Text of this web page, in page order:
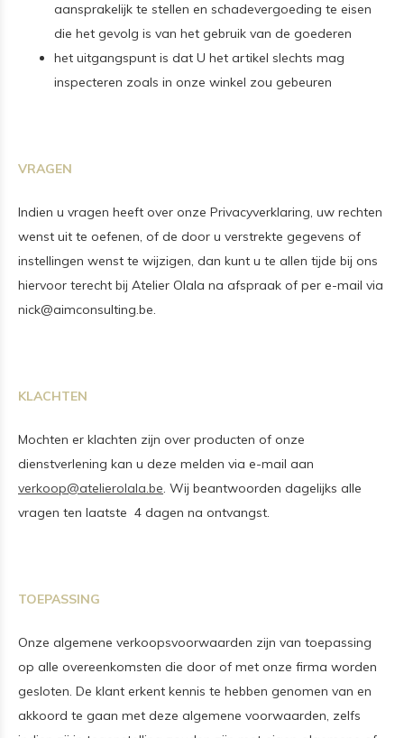
aansprakelijk te stellen en schadevergoeding te eisen
die het gevolg is van het gebruik van de goederen
het uitgangspunt is dat U het artikel slechts mag
inspecteren zoals in onze winkel zou gebeuren
VRAGEN
Indien u vragen heeft over onze Privacyverklaring, uw rechten
wenst uit te oefenen, of de door u verstrekte gegevens of
instellingen wenst te wijzigen, dan kunt u te allen tijde bij ons
hiervoor terecht bij Atelier Olala na afspraak of per e-mail via
nick@aimconsulting.be.
KLACHTEN
Mochten er klachten zijn over producten of onze
dienstverlening kan u deze melden via e-mail aan
verkoop@atelierolala.be. Wij beantwoorden dagelijks alle
vragen ten laatste 4 dagen na ontvangst.
TOEPASSING
Onze algemene verkoopsvoorwaarden zijn van toepassing
op alle overeenkomsten die door of met onze firma worden
gesloten. De klant erkent kennis te hebben genomen van en
akkoord te gaan met deze algemene voorwaarden, zelfs